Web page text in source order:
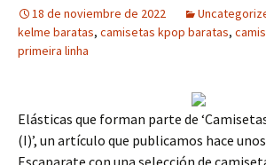
18 de noviembre de 2022
kelme baratas, camisetas kpop baratas,
primeira linha
Elásticas que forman parte de
(I)’, un artículo que publicamos hace unos
Escaparate con una selección de